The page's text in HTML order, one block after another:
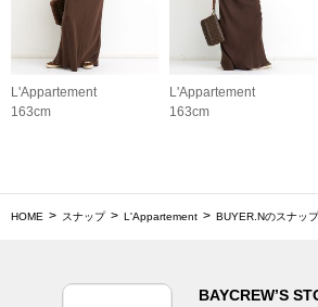
L'Appartement
163cm
L'Appartement
163cm
HOME スナップ L'Appartement BUYER.Nのスナップ
BAYCREW’S